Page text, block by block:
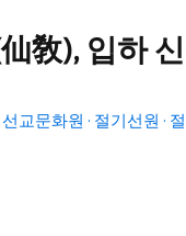
敎), 입하
선교문화원 · 절기선원 ·